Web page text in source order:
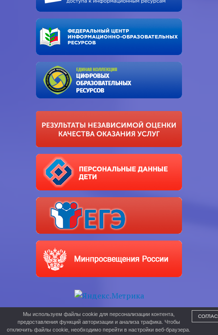
Мы используем файлы cookie для персонализации контента,
предоставления функций авторизации и анализа трафика. Чтобы
отключить файлы cookie, необходимо перейти в настройки веб-браузера.